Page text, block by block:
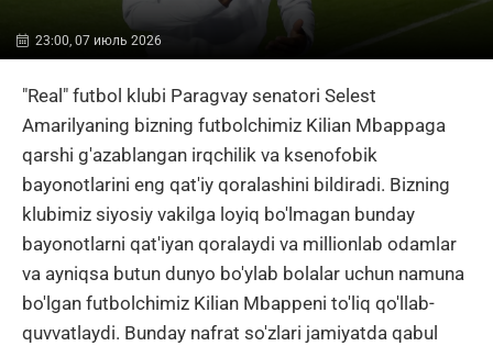
23:00, 07 июль 2026
"Real" futbol klubi Paragvay senatori Selest
Amarilyaning bizning futbolchimiz Kilian Mbappaga
qarshi g'azablangan irqchilik va ksenofobik
bayonotlarini eng qat'iy qoralashini bildiradi. Bizning
klubimiz siyosiy vakilga loyiq bo'lmagan bunday
bayonotlarni qat'iyan qoralaydi va millionlab odamlar
va ayniqsa butun dunyo bo'ylab bolalar uchun namuna
bo'lgan futbolchimiz Kilian Mbappeni to'liq qo'llab-
quvvatlaydi. Bunday nafrat so'zlari jamiyatda qabul